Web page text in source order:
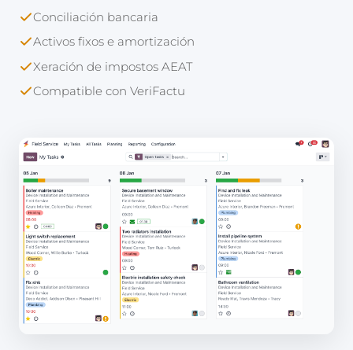
Conciliación bancaria
Activos fixos e amortización
Xeración de impostos AEAT
Compatible con VeriFactu